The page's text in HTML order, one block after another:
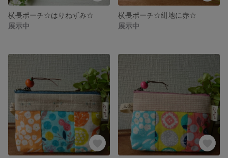
横長ポーチ☆はりねずみ☆
展示中
横長ポーチ☆紺地に赤☆
展示中